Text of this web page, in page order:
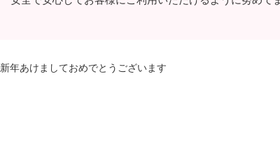
新年あけましておめでとうございます